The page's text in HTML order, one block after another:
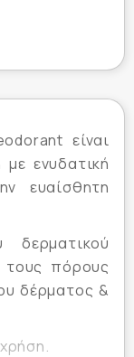
είναι
ενυδατική
ευαίσθητη
τους πόρους
δέρματος &